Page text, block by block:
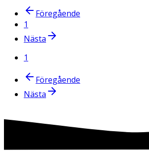
Föregående
1
Nästa
1
Föregående
Nästa